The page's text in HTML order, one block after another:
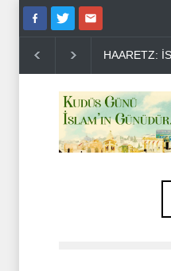
İNTİHAR ORANI ARTIYO..